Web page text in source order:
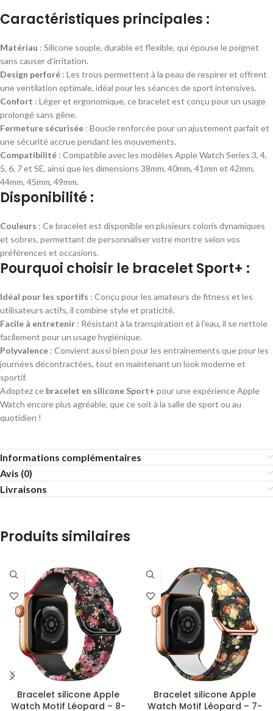
Caractéristiques principales :
Matériau : Silicone souple, durable et flexible, qui épouse le poignet
sans causer d’irritation.
Design perforé : Les trous permettent à la peau de respirer et offrent
une ventilation optimale, idéal pour les séances de sport intensives.
Confort : Léger et ergonomique, ce bracelet est conçu pour un usage
prolongé sans gêne.
Fermeture sécurisée : Boucle renforcée pour un ajustement parfait et
une sécurité accrue pendant les mouvements.
Compatibilité : Compatible avec les modèles Apple Watch Series 3, 4,
5, 6, 7 et SE, ainsi que les dimensions 38mm, 40mm, 41mm et 42mm,
44mm, 45mm, 49mm.
Disponibilité :
Couleurs : Ce bracelet est disponible en plusieurs coloris dynamiques
et sobres, permettant de personnaliser votre montre selon vos
préférences et occasions.
Pourquoi choisir le bracelet Sport+ :
Idéal pour les sportifs : Conçu pour les amateurs de fitness et les
utilisateurs actifs, il combine style et praticité.
Facile à entretenir : Résistant à la transpiration et à l’eau, il se nettoie
facilement pour un usage hygiénique.
Polyvalence : Convient aussi bien pour les entraînements que pour les
journées décontractées, tout en maintenant un look moderne et
sportif.
Adoptez ce bracelet en silicone Sport+ pour une expérience Apple
Watch encore plus agréable, que ce soit à la salle de sport ou au
quotidien !
Informations complémentaires
Avis (0)
Livraisons
Produits similaires
Bracelet silicone Apple
Watch Motif Léopard – 8-
Bracelet silicone Apple
Watch Motif Léopard – 7-